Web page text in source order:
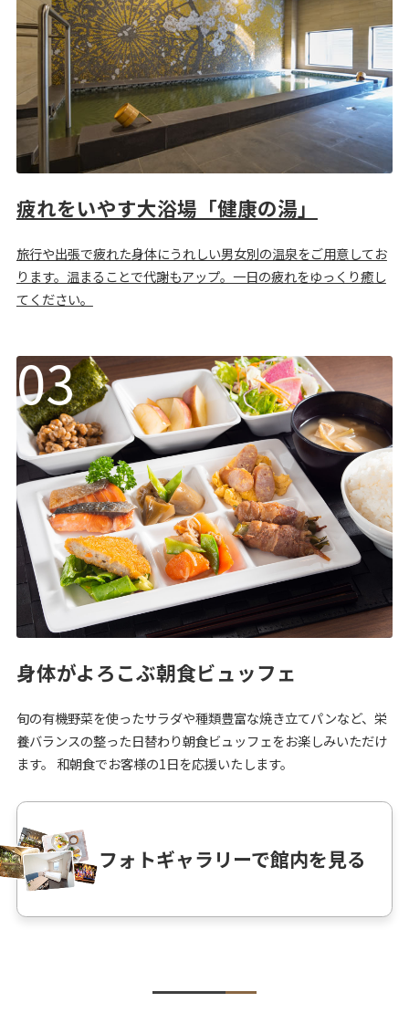
疲れをいやす大浴場「健康の湯」
旅行や出張で疲れた身体にうれしい男女別の温泉をご用意してお
ります。温まることで代謝もアップ。一日の疲れをゆっくり癒し
てください。
身体がよろこぶ朝食ビュッフェ
旬の有機野菜を使ったサラダや種類豊富な焼き立てパンなど、栄
養バランスの整った日替わり朝食ビュッフェをお楽しみいただけ
ます。 和朝食でお客様の1日を応援いたします。
フォトギャラリーで館内を見る